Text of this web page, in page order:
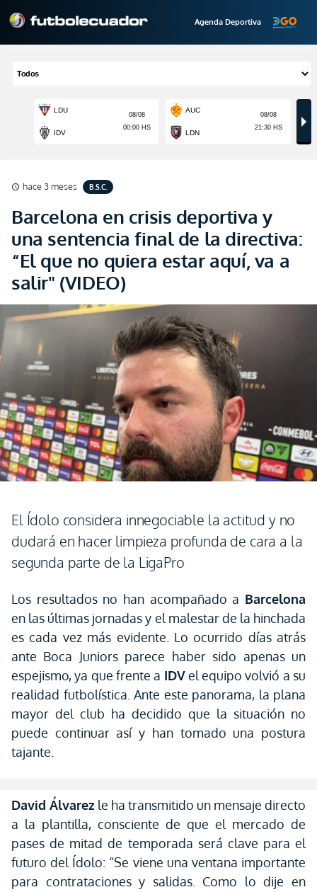
Agenda Deportiva
schedule hace 3 meses B.S.C.
Barcelona en crisis deportiva y
una sentencia final de la directiva:
“El que no quiera estar aquí, va a
salir" (VIDEO)
El Ídolo considera innegociable la actitud y no
dudará en hacer limpieza profunda de cara a la
segunda parte de la LigaPro
Los resultados no han acompañado a Barcelona
en las últimas jornadas y el malestar de la hinchada
es cada vez más evidente. Lo ocurrido días atrás
ante Boca Juniors parece haber sido apenas un
espejismo, ya que frente a IDVel equipo volvió a su
realidad futbolística. Ante este panorama, la plana
mayor del club ha decidido que la situación no
puede continuar así y han tomado una postura
tajante.
David Álvarez le ha transmitido un mensaje directo
a la plantilla, consciente de que el mercado de
pases de mitad de temporada será clave para el
futuro del Ídolo: “Se viene una ventana importante
para contrataciones y salidas. Como lo dije en